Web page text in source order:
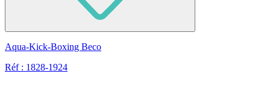
Aqua-Kick-Boxing Beco
Réf : 1828-1924